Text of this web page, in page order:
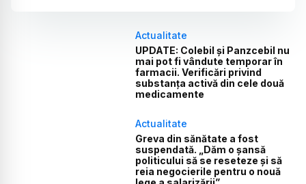
Actualitate
UPDATE: Colebil și Panzcebil nu
mai pot fi vândute temporar în
farmacii. Verificări privind
substanța activă din cele două
medicamente
Actualitate
Greva din sănătate a fost
suspendată. „Dăm o șansă
politicului să se reseteze și să
reia negocierile pentru o nouă